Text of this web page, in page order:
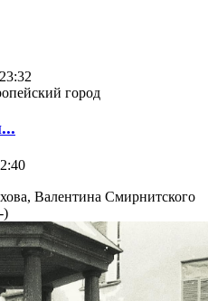
город
Валентина Смирнитского